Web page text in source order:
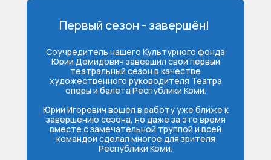
Соучредитель нашего Культурного фонда
Юрий Демидович завершил свой первый
театральный сезон в качестве
художественного руководителя Театра
оперы и балета Республики Коми.
Юрий Игоревич вошёл в работу уже ближе к
завершению сезона, но даже за это время
вместе с замечательной труппой и всей
командой сделал многое для зрителя
Республики Коми.
Первый сезон - завершён!